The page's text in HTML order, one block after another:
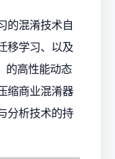
的混淆技术自
移学习、以及
的高性能动态
缩商业混淆器
分析技术的持